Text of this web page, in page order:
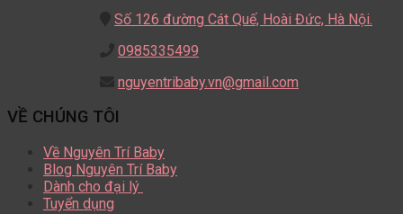
Số 126 đường Cát Quế, Hoài Đức, Hà Nội.
0985335499
nguyentribaby.vn@gmail.com
VỀ CHÚNG TÔI
Về Nguyên Trí Baby
Blog Nguyên Trí Baby
Dành cho đại lý
Tuyển dụng